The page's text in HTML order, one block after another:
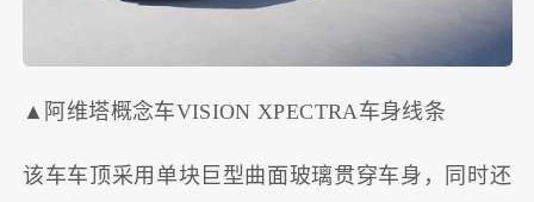
▲阿维塔概念车VISION XPECTRA车身线条
该车车顶采用单块巨型曲面玻璃贯穿车身，同时还